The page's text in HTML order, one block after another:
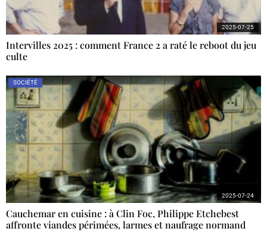
Intervilles 2025 : comment France 2 a raté le reboot du jeu
culte
2025-07-25
SOCIÉTÉ
Cauchemar en cuisine : à Clin Foc, Philippe Etchebest
affronte viandes périmées, larmes et naufrage normand
2025-07-24